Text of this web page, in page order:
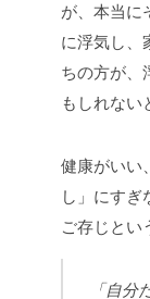
が、本当に
に浮気し、
ちの方が、
もしれない
健康がいい
し」にすぎ
ご存じとい
「自分